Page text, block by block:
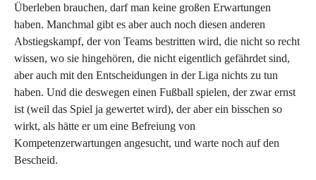
Überleben brauchen, darf man keine großen Erwartungen
haben. Manchmal gibt es aber auch noch diesen anderen
Abstiegskampf, der von Teams bestritten wird, die nicht so recht
wissen, wo sie hingehören, die nicht eigentlich gefährdet sind,
aber auch mit den Entscheidungen in der Liga nichts zu tun
haben. Und die deswegen einen Fußball spielen, der zwar ernst
ist (weil das Spiel ja gewertet wird), der aber ein bisschen so
wirkt, als hätte er um eine Befreiung von
Kompetenzerwartungen angesucht, und warte noch auf den
Bescheid.